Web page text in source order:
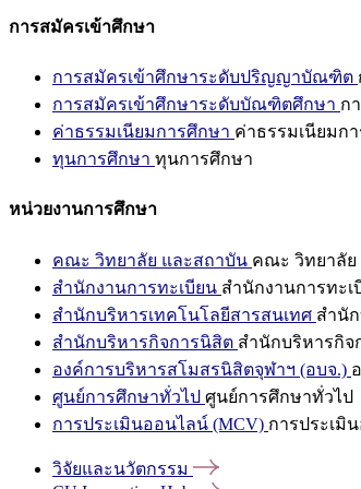
การสมัครเข้าศึกษา
การสมัครเข้าศึกษาระดับปริญญาบัณฑิต
การสมัครเข้าศึกษาระดับบัณฑิตศึกษา ก
ค่าธรรมเนียมการศึกษา ค่าธรรมเนียมก
ทุนการศึกษา ทุนการศึกษา
หน่วยงานการศึกษา
คณะ วิทยาลัย และสถาบัน คณะ วิทยาลัย
สำนักงานการทะเบียน สำนักงานการทะเ
สำนักบริหารเทคโนโลยีสารสนเทศ สำนั
สำนักบริหารกิจการนิสิต สำนักบริหารกิจ
องค์การบริหารสโมสรนิสิตจุฬาฯ (อบจ.)
ศูนย์การศึกษาทั่วไป ศูนย์การศึกษาทั่วไป
การประเมินออนไลน์ (MCV) การประเมิ
วิจัยและนวัตกรรม